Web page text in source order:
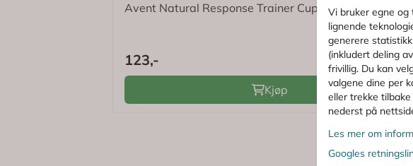
Avent Natural Response Trainer Cup 6m+ 150 ml
123,-
Kjøp
Vi bruker egne og
lignende
generere
(inkludert deling
frivillig. Du kan
valgene dine per
eller trekke
nederst på
Les mer om
Googles